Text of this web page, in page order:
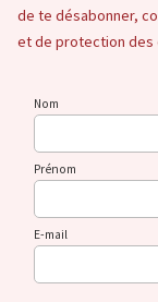
de te désabonner,
et de protection des
Nom
Prénom
E-mail